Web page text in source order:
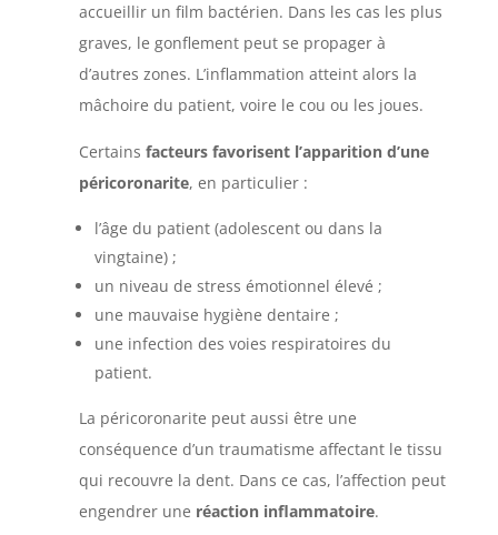
accueillir un film bactérien. Dans les cas les plus
graves, le gonflement peut se propager à
d’autres zones. L’inflammation atteint alors la
mâchoire du patient, voire le cou ou les joues.
Certains facteurs favorisent l’apparition d’une
péricoronarite, en particulier :
l’âge du patient (adolescent ou dans la
vingtaine) ;
un niveau de stress émotionnel élevé ;
une mauvaise hygiène dentaire ;
une infection des voies respiratoires du
patient.
La péricoronarite peut aussi être une
conséquence d’un traumatisme affectant le tissu
qui recouvre la dent. Dans ce cas, l’affection peut
engendrer une réaction inflammatoire.